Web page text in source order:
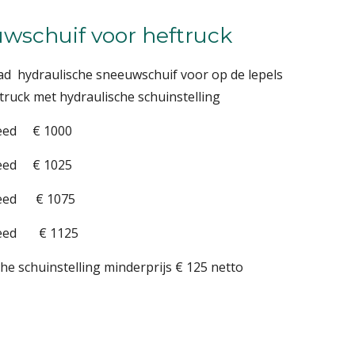
voor heftruck
hydraulische sneeuwschuif voor op de lepels
met hydraulische schuinstelling
€ 1000
€ 1025
€ 1075
€ 1125
schuinstelling minderprijs € 125 netto